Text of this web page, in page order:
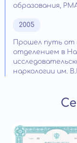
образования,
2005
Прошел путь от
отделением в
наркологии им.